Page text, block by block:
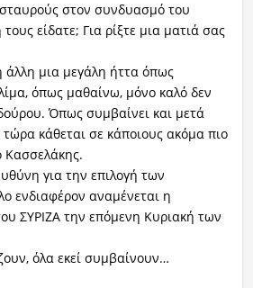
στον συνδυασμό του
είδατε; Για ρίξτε μια ματιά σας
μια μεγάλη ήττα όπως
όπως μαθαίνω, μόνο καλό δεν
Όπως συμβαίνει και μετά
κάθεται σε κάποιους ακόμα πιο
Κασσελάκης.
για την επιλογή των
ενδιαφέρον αναμένεται η
ΣΥΡΙΖΑ την επόμενη Κυριακή των
όλα εκεί συμβαίνουν…